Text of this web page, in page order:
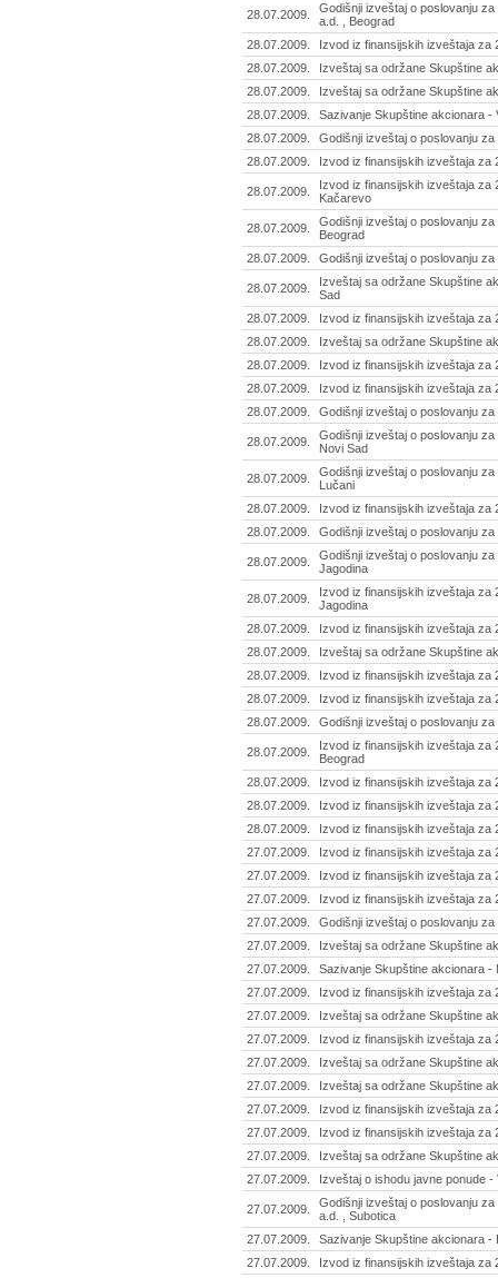
28.07.2009.
Godišnji izveštaj o poslovanju
a.d. , Beograd
28.07.2009.
Izvod iz finansijskih izveštaja za
28.07.2009.
Izveštaj sa održane Skupštine
28.07.2009.
Izveštaj sa održane Skupštine
28.07.2009.
Sazivanje Skupštine akcionara -
28.07.2009.
Godišnji izveštaj o poslovanju
28.07.2009.
Izvod iz finansijskih izveštaja za
28.07.2009.
Izvod iz finansijskih izveštaja za
Kačarevo
28.07.2009.
Godišnji izveštaj o poslovanju
Beograd
28.07.2009.
Godišnji izveštaj o poslovanju
28.07.2009.
Izveštaj sa održane Skupštine
Sad
28.07.2009.
Izvod iz finansijskih izveštaja za
28.07.2009.
Izveštaj sa održane Skupštine
28.07.2009.
Izvod iz finansijskih izveštaja za
28.07.2009.
Izvod iz finansijskih izveštaja za
28.07.2009.
Godišnji izveštaj o poslovanju
28.07.2009.
Godišnji izveštaj o poslovanju
Novi Sad
28.07.2009.
Godišnji izveštaj o poslovanju
Lučani
28.07.2009.
Izvod iz finansijskih izveštaja za
28.07.2009.
Godišnji izveštaj o poslovanju
28.07.2009.
Godišnji izveštaj o poslovanju
Jagodina
28.07.2009.
Izvod iz finansijskih izveštaja za
Jagodina
28.07.2009.
Izvod iz finansijskih izveštaja za
28.07.2009.
Izveštaj sa održane Skupštine
28.07.2009.
Izvod iz finansijskih izveštaja za
28.07.2009.
Izvod iz finansijskih izveštaja za
28.07.2009.
Godišnji izveštaj o poslovanju
28.07.2009.
Izvod iz finansijskih izveštaja za
Beograd
28.07.2009.
Izvod iz finansijskih izveštaja za
28.07.2009.
Izvod iz finansijskih izveštaja za
28.07.2009.
Izvod iz finansijskih izveštaja za
27.07.2009.
Izvod iz finansijskih izveštaja za
27.07.2009.
Izvod iz finansijskih izveštaja za
27.07.2009.
Izvod iz finansijskih izveštaja za
27.07.2009.
Godišnji izveštaj o poslovanju
27.07.2009.
Izveštaj sa održane Skupštine
27.07.2009.
Sazivanje Skupštine akcionara -
27.07.2009.
Izvod iz finansijskih izveštaja za
27.07.2009.
Izveštaj sa održane Skupštine
27.07.2009.
Izvod iz finansijskih izveštaja za
27.07.2009.
Izveštaj sa održane Skupštine
27.07.2009.
Izveštaj sa održane Skupštine
27.07.2009.
Izvod iz finansijskih izveštaja za
27.07.2009.
Izvod iz finansijskih izveštaja za
27.07.2009.
Izveštaj sa održane Skupštine
27.07.2009.
Izveštaj o ishodu javne ponude
27.07.2009.
Godišnji izveštaj o poslovanju
a.d. , Subotica
27.07.2009.
Sazivanje Skupštine akcionara -
27.07.2009.
Izvod iz finansijskih izveštaja za